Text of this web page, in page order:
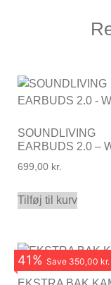
SOUNDLIVING
EARBUDS 2.0 –
699,00 kr.
Tilføj til kurv
41% Save 350,00 kr.